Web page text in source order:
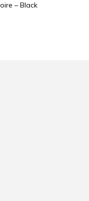
– Black